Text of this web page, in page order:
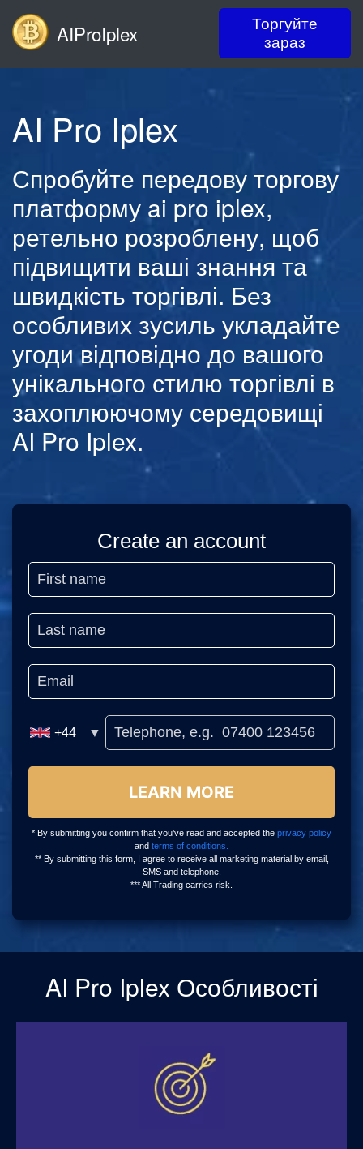
AIProIplex
Торгуйте
зараз
AI Pro Iplex
Спробуйте передову торгову
платформу ai pro iplex,
ретельно розроблену, щоб
підвищити ваші знання та
швидкість торгівлі. Без
особливих зусиль укладайте
угоди відповідно до вашого
унікального стилю торгівлі в
захоплюючому середовищі
AI Pro Iplex.
AI Pro Iplex Особливості